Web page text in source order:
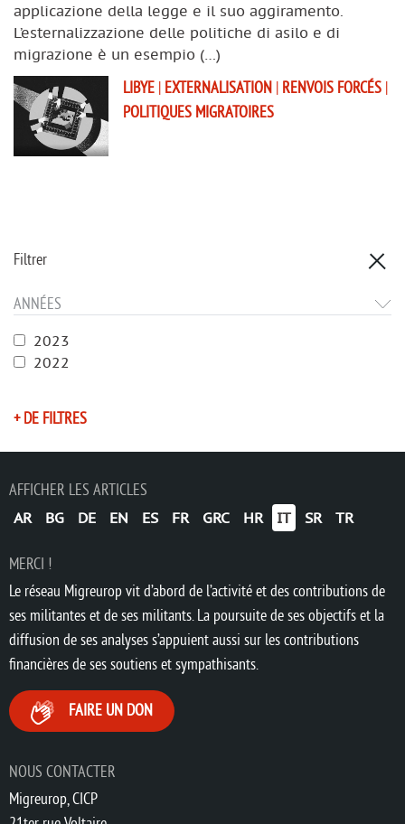
Filtrer
ANNÉES
2023
2022
+ DE FILTRES
applicazione della legge e il suo aggiramento.
L’esternalizzazione delle politiche di asilo e di
migrazione è un esempio (…)
LIBYE | EXTERNALISATION | RENVOIS FORCÉS |
POLITIQUES MIGRATOIRES
AFFICHER LES ARTICLES
AR BG DE EN ES FR GRC HR IT SR TR
NOUS CONTACTER
Migreurop, CICP
MERCI !
Le réseau Migreurop vit d’abord de l’activité et des contributions de
ses militantes et de ses militants. La poursuite de ses objectifs et la
diffusion de ses analyses s’appuient aussi sur les contributions
financières de ses soutiens et sympathisants.
FAIRE UN DON